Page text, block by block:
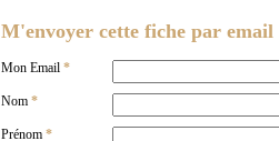
M'envoyer cette fiche par email
Mon Email *
Nom *
Prénom *